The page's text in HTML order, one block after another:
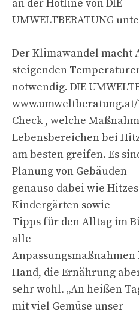
an der Hotline von DIE
UMWELTBERATUNG
Der Klimawandel macht
steigenden
notwendig. DIE
www.umweltberatung.at/
Check , welche
Lebensbereichen bei
am besten greifen. Es
Planung von Gebäuden
genauso dabei wie
Kindergärten sowie
Tipps für den Alltag im
alle
Hand, die Ernährung
sehr wohl. „An heißen
mit viel Gemüse unser